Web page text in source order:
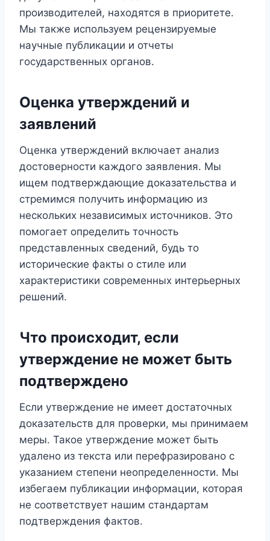
производителей, находятся в приоритете.
Мы также используем рецензируемые
научные публикации и отчеты
государственных органов.
Оценка утверждений и
заявлений
Оценка утверждений включает анализ
достоверности каждого заявления. Мы
ищем подтверждающие доказательства и
стремимся получить информацию из
нескольких независимых источников. Это
помогает определить точность
представленных сведений, будь то
исторические факты о стиле или
характеристики современных интерьерных
решений.
Что происходит, если
утверждение не может быть
подтверждено
Если утверждение не имеет достаточных
доказательств для проверки, мы принимаем
меры. Такое утверждение может быть
удалено из текста или перефразировано с
указанием степени неопределенности. Мы
избегаем публикации информации, которая
не соответствует нашим стандартам
подтверждения фактов.